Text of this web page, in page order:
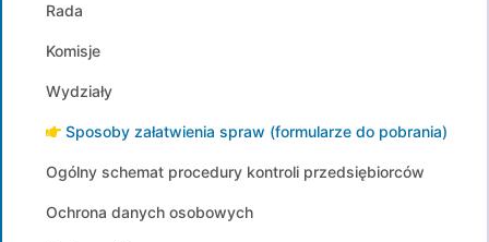
Rada
Komisje
Wydziały
Sposoby załatwienia spraw (formularze do pobrania)
Ogólny schemat procedury kontroli przedsiębiorców
Ochrona danych osobowych